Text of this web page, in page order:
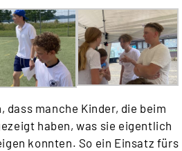
dass manche Kinder, die beim
haben, was sie eigentlich
konnten. So ein Einsatz fürs